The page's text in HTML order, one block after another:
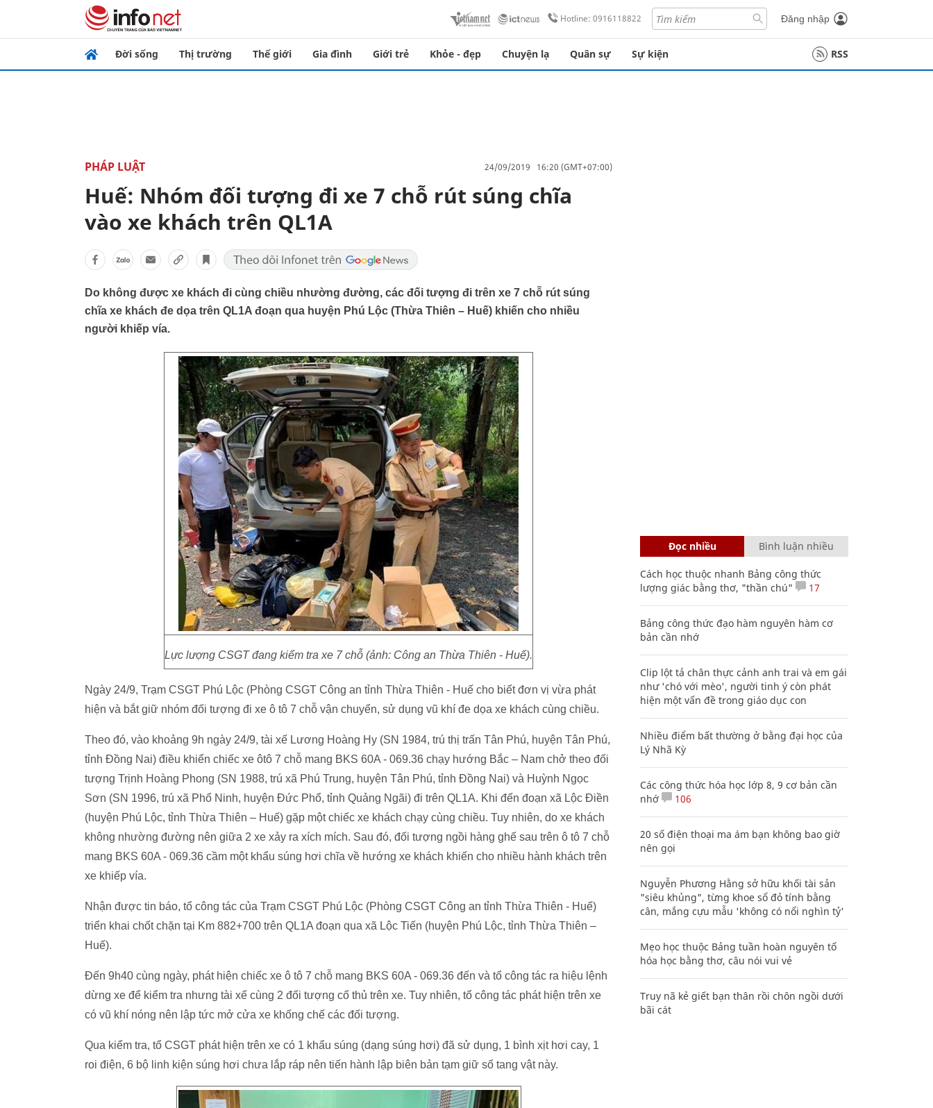
Hotline: 0916118822 Đăng nhập
Đời sống Thị trường Thế giới Gia đình Giới trẻ Khỏe - đẹp Chuyện lạ Quân sự Sự kiện RSS
PHÁP LUẬT 24/09/2019 16:20 (GMT+07:00)
Huế: Nhóm đối tượng đi xe 7 chỗ rút súng chĩa
vào xe khách trên QL1A
Do không được xe khách đi cùng chiều nhường đường, các đối tượng đi trên xe 7 chỗ rút súng
chĩa xe khách đe dọa trên QL1A đoạn qua huyện Phú Lộc (Thừa Thiên – Huế) khiến cho nhiều
người khiếp vía.
Lực lượng CSGT đang kiểm tra xe 7 chỗ (ảnh: Công an Thừa Thiên - Huế).
Ngày 24/9, Trạm CSGT Phú Lộc (Phòng CSGT Công an tỉnh Thừa Thiên - Huế cho biết đơn vị vừa phát
hiện và bắt giữ nhóm đối tượng đi xe ô tô 7 chỗ vận chuyển, sử dụng vũ khí đe dọa xe khách cùng chiều.
Theo đó, vào khoảng 9h ngày 24/9, tài xế Lương Hoàng Hy (SN 1984, trú thị trấn Tân Phú, huyện Tân Phú,
tỉnh Đồng Nai) điều khiển chiếc xe ôtô 7 chỗ mang BKS 60A - 069.36 chạy hướng Bắc – Nam chở theo đối
tượng Trịnh Hoàng Phong (SN 1988, trú xã Phú Trung, huyện Tân Phú, tỉnh Đồng Nai) và Huỳnh Ngọc
Sơn (SN 1996, trú xã Phổ Ninh, huyện Đức Phổ, tỉnh Quảng Ngãi) đi trên QL1A. Khi đến đoạn xã Lộc Điền
(huyện Phú Lộc, tỉnh Thừa Thiên – Huế) gặp một chiếc xe khách chạy cùng chiều. Tuy nhiên, do xe khách
không nhường đường nên giữa 2 xe xảy ra xích mích. Sau đó, đối tượng ngồi hàng ghế sau trên ô tô 7 chỗ
mang BKS 60A - 069.36 cầm một khẩu súng hơi chĩa về hướng xe khách khiến cho nhiều hành khách trên
xe khiếp vía.
Nhận được tin báo, tổ công tác của Trạm CSGT Phú Lộc (Phòng CSGT Công an tỉnh Thừa Thiên - Huế)
triển khai chốt chặn tại Km 882+700 trên QL1A đoạn qua xã Lộc Tiến (huyện Phú Lộc, tỉnh Thừa Thiên –
Huế).
Đến 9h40 cùng ngày, phát hiện chiếc xe ô tô 7 chỗ mang BKS 60A - 069.36 đến và tổ công tác ra hiệu lệnh
dừng xe để kiểm tra nhưng tài xế cùng 2 đối tượng cố thủ trên xe. Tuy nhiên, tổ công tác phát hiện trên xe
có vũ khí nóng nên lập tức mở cửa xe khống chế các đối tượng.
Qua kiểm tra, tổ CSGT phát hiện trên xe có 1 khẩu súng (dạng súng hơi) đã sử dụng, 1 bình xịt hơi cay, 1
roi điện, 6 bộ linh kiện súng hơi chưa lắp ráp nên tiến hành lập biên bản tạm giữ số tang vật này.
Đọc nhiều Bình luận nhiều
Cách học thuộc nhanh Bảng công thức
lượng giác bằng thơ, "thần chú"
17
Bảng công thức đạo hàm nguyên hàm cơ
bản cần nhớ
Clip lột tả chân thực cảnh anh trai và em gái
như 'chó với mèo', người tinh ý còn phát
hiện một vấn đề trong giáo dục con
Nhiều điểm bất thường ở bằng đại học của
Lý Nhã Kỳ
Các công thức hóa học lớp 8, 9 cơ bản cần
nhớ
106
20 số điện thoại ma ám bạn không bao giờ
nên gọi
Nguyễn Phương Hằng sở hữu khối tài sản
"siêu khủng", từng khoe sổ đỏ tính bằng
cân, mắng cựu mẫu 'không có nổi nghìn tỷ'
Mẹo học thuộc Bảng tuần hoàn nguyên tố
hóa học bằng thơ, câu nói vui vẻ
Truy nã kẻ giết bạn thân rồi chôn ngồi dưới
bãi cát